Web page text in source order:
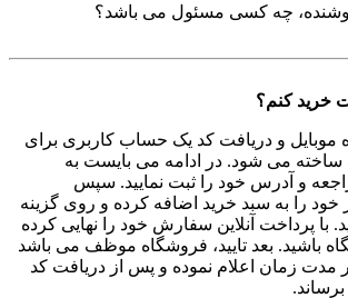
چه کسی مسئول می باشد؟
خرید کنم؟
موبایل و دریافت کد یک حساب کاربری برای
می شود. در ادامه می بایست به
و آدرس خود را ثبت نمایید. سپس
را به سبد خرید اضافه کرده و روی گزینه
با پرداخت آنلاین سفارش خود را نهایی کرده
باشید. بعد تایید، فروشگاه موظف می باشد
مدت زمان اعلام نموده و پس از دریافت کد